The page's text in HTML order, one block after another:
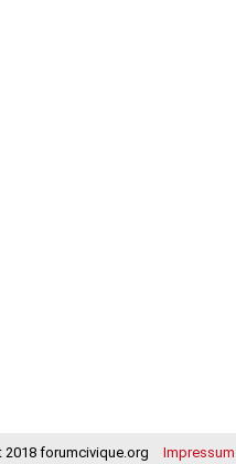
forumcivique.org Impressum